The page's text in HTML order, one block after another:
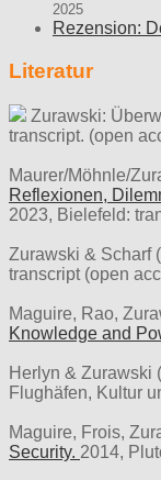
2025
Rezension:
Literatur
Zurawski:
transcript. (open
Maurer/Möhnle/
Reflexionen,
2023, Bielefeld:
Zurawski & Scharf
transcript (open
Maguire, Rao,
Knowledge and
Herlyn & Zurawski
Flughäfen, Kultur
Maguire, Frois,
Security. 2014,